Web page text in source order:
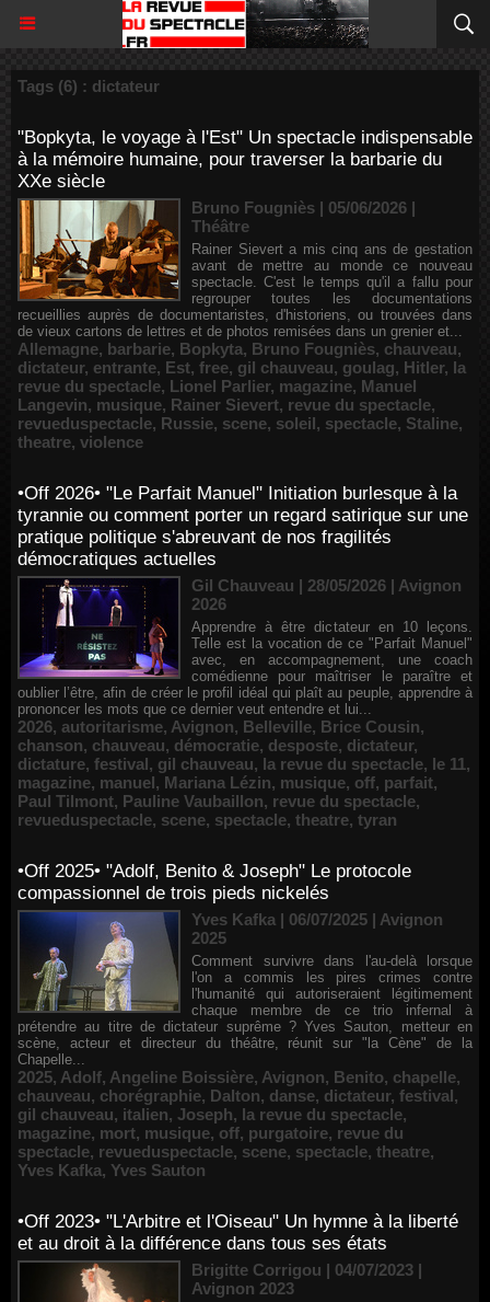
Tags (6) : dictateur
"Bopkyta, le voyage à l'Est" Un spectacle indispensable
à la mémoire humaine, pour traverser la barbarie du
XXe siècle
Bruno Fougniès | 05/06/2026 |
Théâtre
Rainer Sievert a mis cinq ans de gestation
avant de mettre au monde ce nouveau
spectacle. C'est le temps qu'il a fallu pour
regrouper toutes les documentations
recueillies auprès de documentaristes, d'historiens, ou trouvées dans
de vieux cartons de lettres et de photos remisées dans un grenier et...
Allemagne, barbarie, Bopkyta, Bruno Fougniès, chauveau,
dictateur, entrante, Est, free, gil chauveau, goulag, Hitler, la
revue du spectacle, Lionel Parlier, magazine, Manuel
Langevin, musique, Rainer Sievert, revue du spectacle,
revueduspectacle, Russie, scene, soleil, spectacle, Staline,
theatre, violence
•Off 2026• "Le Parfait Manuel" Initiation burlesque à la
tyrannie ou comment porter un regard satirique sur une
pratique politique s'abreuvant de nos fragilités
démocratiques actuelles
Gil Chauveau | 28/05/2026 | Avignon
2026
Apprendre à être dictateur en 10 leçons.
Telle est la vocation de ce "Parfait Manuel"
avec, en accompagnement, une coach
comédienne pour maîtriser le paraître et
oublier l’être, afin de créer le profil idéal qui plaît au peuple, apprendre à
prononcer les mots que ce dernier veut entendre et lui...
2026, autoritarisme, Avignon, Belleville, Brice Cousin,
chanson, chauveau, démocratie, desposte, dictateur,
dictature, festival, gil chauveau, la revue du spectacle, le 11,
magazine, manuel, Mariana Lézin, musique, off, parfait,
Paul Tilmont, Pauline Vaubaillon, revue du spectacle,
revueduspectacle, scene, spectacle, theatre, tyran
•Off 2025• "Adolf, Benito & Joseph" Le protocole
compassionnel de trois pieds nickelés
Yves Kafka | 06/07/2025 | Avignon
2025
Comment survivre dans l'au-delà lorsque
l'on a commis les pires crimes contre
l'humanité qui autoriseraient légitimement
chaque membre de ce trio infernal à
prétendre au titre de dictateur suprême ? Yves Sauton, metteur en
scène, acteur et directeur du théâtre, réunit sur "la Cène" de la
Chapelle...
2025, Adolf, Angeline Boissière, Avignon, Benito, chapelle,
chauveau, chorégraphie, Dalton, danse, dictateur, festival,
gil chauveau, italien, Joseph, la revue du spectacle,
magazine, mort, musique, off, purgatoire, revue du
spectacle, revueduspectacle, scene, spectacle, theatre,
Yves Kafka, Yves Sauton
•Off 2023• "L'Arbitre et l'Oiseau" Un hymne à la liberté
et au droit à la différence dans tous ses états
Brigitte Corrigou | 04/07/2023 |
Avignon 2023